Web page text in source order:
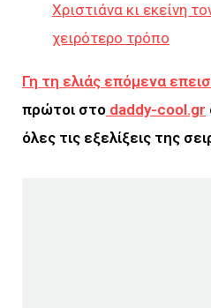
Χριστιάνα κι εκείνη
χειρότερο τρόπο
Γη τη ελιάς επόμενα
πρώτοι στο daddy-cool.gr
όλες τις εξελίξεις της